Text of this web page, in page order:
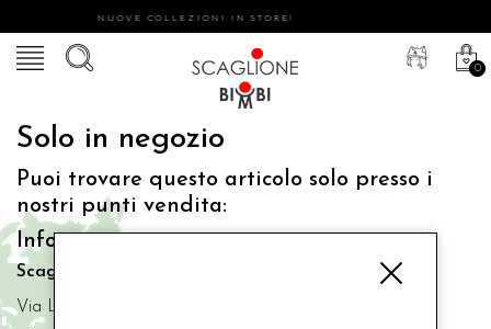
NUOVE COLLEZIONI IN STORE!
0
Solo in negozio
Puoi trovare questo articolo solo presso i
nostri punti vendita:
Info contatti
Scaglione Bimbi di Iacono Maria Angela
Via Luigi Mazzella,73 80077 Ischia